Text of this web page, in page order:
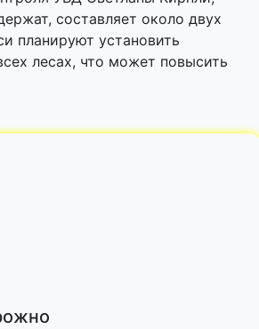
составляет около двух
планируют установить
лесах, что может повысить